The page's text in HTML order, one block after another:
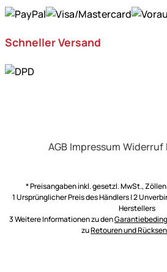
Schneller Versand
AGB Impressum Widerruf
* Preisangaben inkl. gesetzl. MwSt.,
1 Ursprünglicher Preis des Händlers | 2
Herstellers
3 Weitere Informationen zu den
zuRetouren und